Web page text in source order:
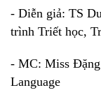
- Diễn giả: TS
trình Triết học,
- MC: Miss
Language